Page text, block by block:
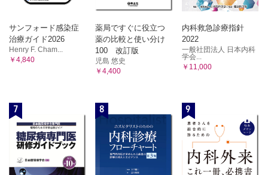
サンフォード感染症
治療ガイド2026
Henry F. Cham...
￥4,840
薬局ですぐに役立つ
薬の比較と使い分け
100 改訂版
児島 悠史
￥4,400
内科救急診療指針
2022
一般社団法人 日本内科
学会...
￥11,000
7 8 9